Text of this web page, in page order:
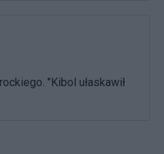
"Kibol ułaskawił